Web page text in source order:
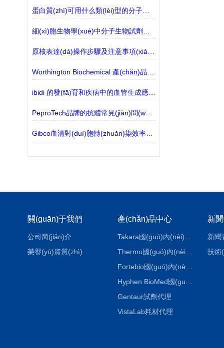
蛋白質(zhì)可用什么類(lèi)型的分子生物試劑檢測(cè)？
ibidi 的發(fā)育和疾病中的血管生成應(yīng)用
PeproTech品牌的抗體常見(jiàn)問(wèn)題解答
Gibco血清對(duì)胞轉(zhuǎn)染效率的影響解讀
關(guān)于我們
公司簡(jiǎn)介
榮譽(yù)資質(zhì)
產(chǎn)品中心
Thermo國(guó)內(nèi)代理
Gentaur試劑代理
VistaLab耗材代理
新
新聞
技術